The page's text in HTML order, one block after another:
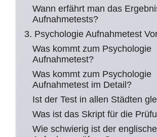
Wann erfährt man das
Aufnahmetests?
3. Psychologie Aufnahmetest
Was kommt zum Psychologie
Aufnahmetest?
Was kommt zum Psychologie
Aufnahmetest im Detail?
Ist der Test in allen Städten
Was ist das Skript für die
Wie schwierig ist der